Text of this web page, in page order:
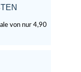
von nur 4,90